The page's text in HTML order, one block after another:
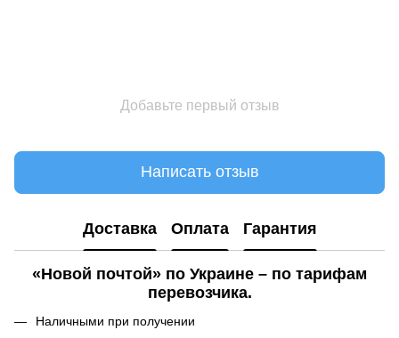
Добавьте первый отзыв
Написать отзыв
Доставка Оплата Гарантия
«Новой почтой» по Украине – по тарифам
перевозчика.
Наличными при получении